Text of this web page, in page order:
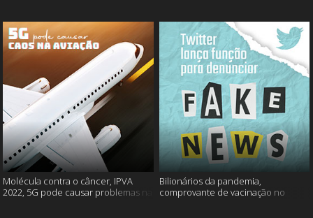
Molécula contra o câncer, IPVA
2022, 5G pode causar problemas na
Bilionários da pandemia,
comprovante de vacinação no